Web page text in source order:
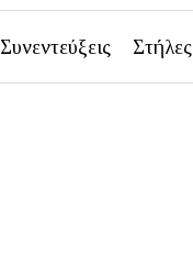
Συνεντεύξεις Στήλες